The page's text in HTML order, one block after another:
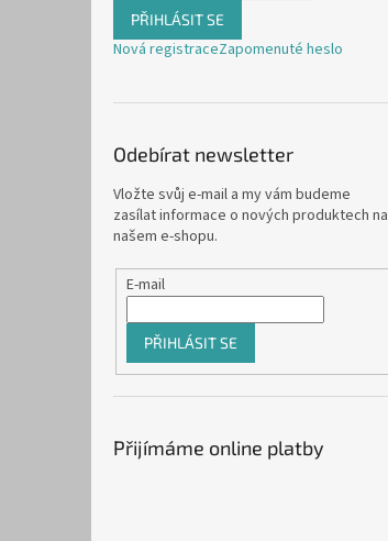
PŘIHLÁSIT SE
Nová registraceZapomenuté heslo
Odebírat newsletter
Vložte svůj e-mail a my vám budeme
zasílat informace o nových produktech na
našem e-shopu.
E-mail
PŘIHLÁSIT SE
Přijímáme online platby